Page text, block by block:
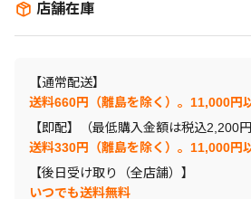
店舗在庫
【通常配送】
送料660円（離島を除く）。11,000円
【即配】（最低購入金額は税込2,200円
送料330円（離島を除く）。11,000円
【後日受け取り（全店舗）】
いつでも送料無料